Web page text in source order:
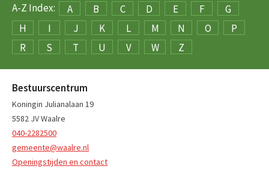
A-Z Index: A B C D E F
G
H
I J K L M N O
P
R
S T U V W Z
Bestuurscentrum
Koningin Julianalaan 19
5582 JV Waalre
040-2282500
gemeente@waalre.nl
Openingstijden en contact